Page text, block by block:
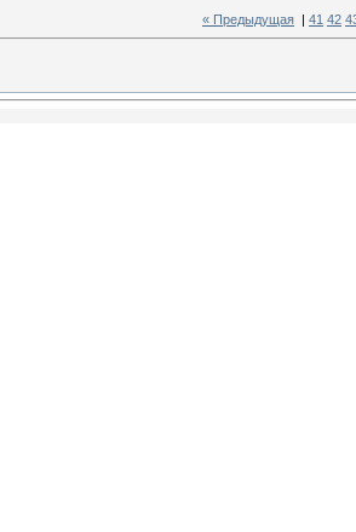
« Предыдущая 41 42